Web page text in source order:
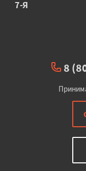
7-Я
8